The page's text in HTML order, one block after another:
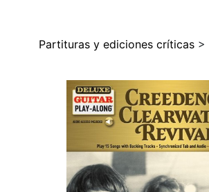
Partituras y ediciones críticas >